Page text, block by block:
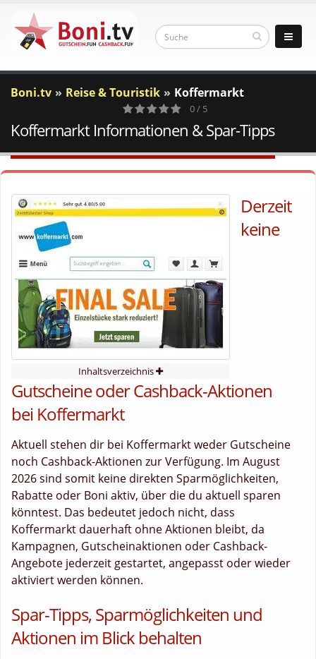
Boni.tv Reise & Touristik Koffermarkt
0
Votes
0 / 5
Koffermarkt Informationen & Spar-Tipps
Inhaltsverzeichnis
Derzeit
keine
Gutscheine oder Cashback-Aktionen
bei Koffermarkt
Aktuell stehen dir bei Koffermarkt weder Gutscheine
noch Cashback-Aktionen zur Verfügung. Im August
2026 sind somit keine direkten Sparmöglichkeiten,
Rabatte oder Boni aktiv, über die du aktuell sparen
könntest. Das bedeutet jedoch nicht, dass
Koffermarkt dauerhaft ohne Aktionen bleibt, da
Kampagnen, Gutscheinaktionen oder Cashback-
Angebote jederzeit gestartet, angepasst oder wieder
aktiviert werden können.
Spar-Tipps, Sparmöglichkeiten und
Aktionen im Blick behalten